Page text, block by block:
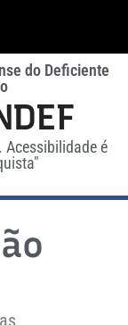
do Deficiente
Acessibilidade é